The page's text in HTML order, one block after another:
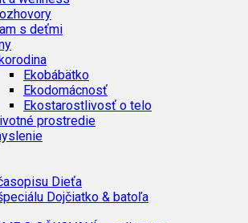
s deťmi
Ekobábätko
Ekodomácnosť
Ekostarostlivosť o telo
prostredie
Dieťa
Dojčiatko & batoľa